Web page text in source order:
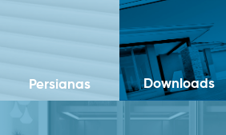
Persianas Downloads